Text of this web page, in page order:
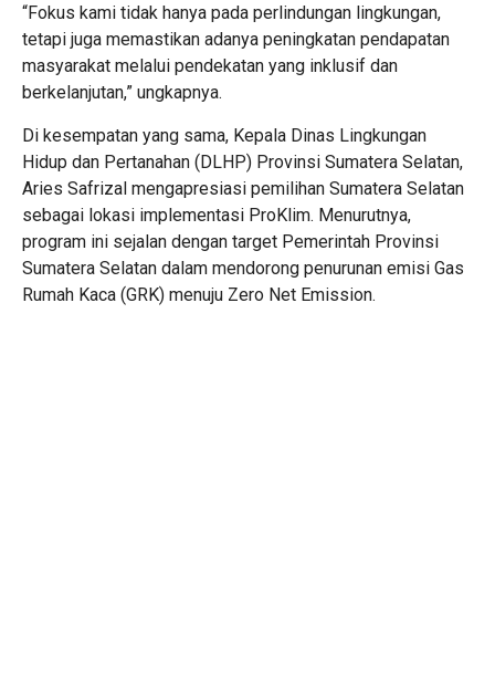
“Fokus kami tidak hanya pada perlindungan lingkungan,
tetapi juga memastikan adanya peningkatan pendapatan
masyarakat melalui pendekatan yang inklusif dan
berkelanjutan,” ungkapnya.
Di kesempatan yang sama, Kepala Dinas Lingkungan
Hidup dan Pertanahan (DLHP) Provinsi Sumatera Selatan,
Aries Safrizal mengapresiasi pemilihan Sumatera Selatan
sebagai lokasi implementasi ProKlim. Menurutnya,
program ini sejalan dengan target Pemerintah Provinsi
Sumatera Selatan dalam mendorong penurunan emisi Gas
Rumah Kaca (GRK) menuju Zero Net Emission.